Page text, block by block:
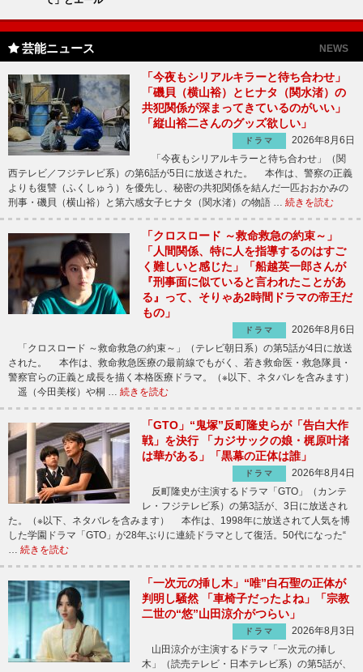
芸能ニュース NEWS
「今夜もシリアルキラーと待ち合わせ」
「磯貝（横山裕）とヒナタ（関水渚）の
共犯関係が深まってきているのがいい」
「縦山裕二さんのグッズ欲しい」
ドラマ
2026年8月6日
「今夜もシリアルキラーと待ち合わせ」（関
西テレビ／フジテレビ系）の第6話が5日に放送された。 本作は、警察の正義
よりも復讐（ふくしゅう）を優先し、秘密の共犯関係を結んだ一匹おおかみの
刑事・磯貝（横山裕）と第六感女子ヒナタ（関水渚）の物語 … 続きを読む
「クロスロード ～救命救急の約束～」
「人間関係、特に人を指導するのはすご
く難しいと感じた」「船越英一郎さんが
『刑事面に似ていると言われたことがあ
る』って、そりゃあ2時間ドラマの帝王だ
もの」
ドラマ
2026年8月6日
「クロスロード ～救命救急の約束～」（テレビ朝日系）の第5話が4日に放送
された。 本作は、救命救急医療の最前線でもがく、若き救命医・救急隊員・
警察官らの正義と成長を描く本格医療ドラマ。（※以下、ネタバレを含みます）
遥（今田美桜）や桐 … 続きを読む
「GTO」“鬼塚”反町隆史らが「告白大作
戦」を決行 「カジサックの娘・梶原叶渚
は華がある」「黒幕の正体は誰」
ドラマ
2026年8月4日
反町隆史が主演するドラマ「GTO」（カンテ
レ・フジテレビ系）の第3話が、3日に放送され
た。（※以下、ネタバレを含みます） 本作は、1998年に放送されて人気を博
した学園ドラマ「GTO」が28年ぶりに連続ドラマとして復活。50代になった“
… 続きを読む
「一次元の挿し木」“唯”白石聖の正体が
判明し騒然 「車椅子だったよね」「宗教
二世の“悠”山田涼介がつらい」
ドラマ
2026年8月3日
山田涼介が主演するドラマ「一次元の挿し
木」（読売テレビ・日本テレビ系）の第5話が、